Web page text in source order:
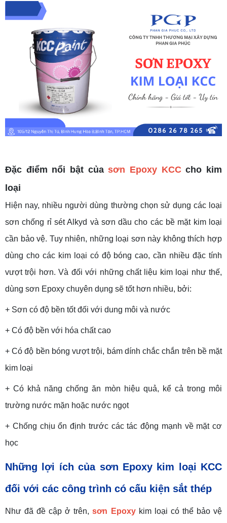
Đặc điểm nổi bật củasơn Epoxy KCCcho kim
loại
Hiện nay, nhiều người dùng thường chọn sử dụng các loại
sơn chống rỉ sét Alkyd và sơn dầu cho các bề mặt kim loại
cần bảo vệ. Tuy nhiên, những loại sơn này không thích hợp
dùng cho các kim loại có độ bóng cao, cần nhiều đặc tính
vượt trội hơn. Và đối với những chất liệu kim loại như thế,
dùng sơn Epoxy chuyên dụng sẽ tốt hơn nhiều, bởi:
+ Sơn có độ bền tốt đối với dung môi và nước
+ Có độ bền với hóa chất cao
+ Có độ bền bóng vượt trội, bám dính chắc chắn trên bề mặt
kim loại
+ Có khả năng chống ăn mòn hiệu quả, kể cả trong môi
trường nước mặn hoặc nước ngọt
+ Chống chịu ổn định trước các tác động mạnh về mặt cơ
học
Những lợi ích của sơn Epoxy kim loại KCC
đối với các công trình có cấu kiện sắt thép
Như đã đề cập ở trên,sơn Epoxykim loại có thể bảo vệ